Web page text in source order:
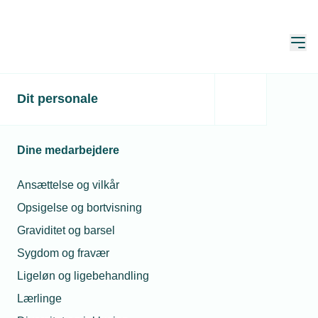
Dit personale
Dine medarbejdere
Ansættelse og vilkår
Opsigelse og bortvisning
Graviditet og barsel
Sygdom og fravær
Ligeløn og ligebehandling
Lærlinge
Rapport: Varevogne på el